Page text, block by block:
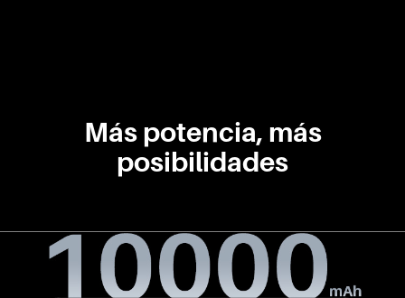
Más potencia, más
posibilidades